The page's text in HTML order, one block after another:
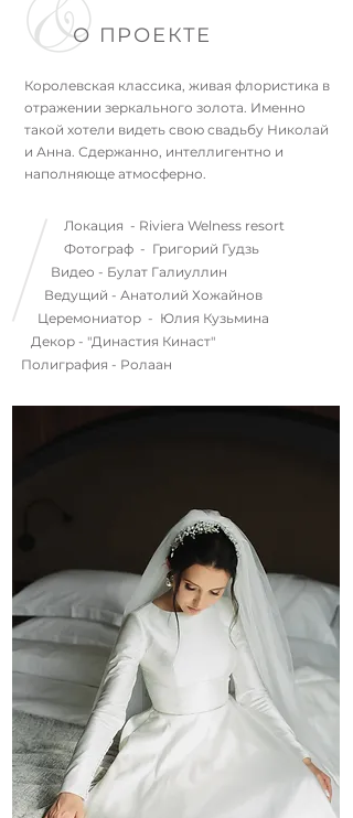
О ПРОЕКТЕ
Королевская классика, живая флористика в
отражении зеркального золота. Именно
такой хотели видеть свою свадьбу Николай
и Анна. Сдержанно, интеллигентно и
наполняюще атмосферно.
Локация - Riviera Welness resort
Фотограф - Григорий Гудзь
Видео - Булат Галиуллин
Ведущий - Анатолий Хожайнов
Церемониатор - Юлия Кузьмина
Декор - "Династия Кинаст"
Полиграфия - Ролаан